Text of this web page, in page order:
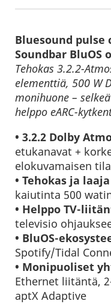
Bluesound pulse
Soundbar BluOS
Tehokas 3.2.2-
elementtiä, 500 W
monihuone –
helppo eARC-
• 3.2.2 Dolby
etukanavat +
elokuvamaisen
• Tehokas ja
kaiutinta 500
• Helppo TV-
televisio
• BluOS-
Spotify/Tidal
• Monipuoliset
Ethernet liitäntä,
aptX Adaptive